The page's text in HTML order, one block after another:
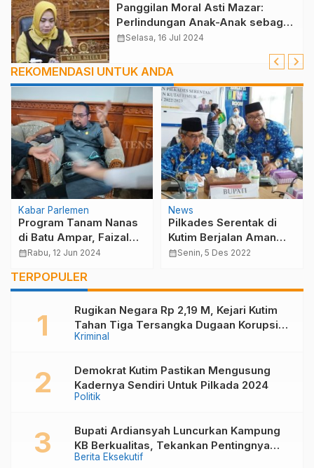
Panggilan Moral Asti Mazar:
Perlindungan Anak-Anak sebagai
Prioritas Utama
calendar_monthSelasa, 16 Jul 2024
REKOMENDASI UNTUK ANDA
Kabar Parlemen
Program Tanam Nanas
di Batu Ampar, Faizal
Rachman Mendorong
calendar_monthRabu, 12 Jun 2024
News
Pilkades Serentak di
Kutim Berjalan Aman
dan Kondusif
calendar_monthSenin, 5 Des 2022
TERPOPULER
Kriminal
Rugikan Negara Rp 2,19 M, Kejari Kutim
Tahan Tiga Tersangka Dugaan Korupsi
Pembangunan Kolam Renang Di Desa
Politik
Demokrat Kutim Pastikan Mengusung
Kadernya Sendiri Untuk Pilkada 2024
Berita Eksekutif
Bupati Ardiansyah Luncurkan Kampung
KB Berkualitas, Tekankan Pentingnya
Keluarga dalam Mewujudkan Generasi